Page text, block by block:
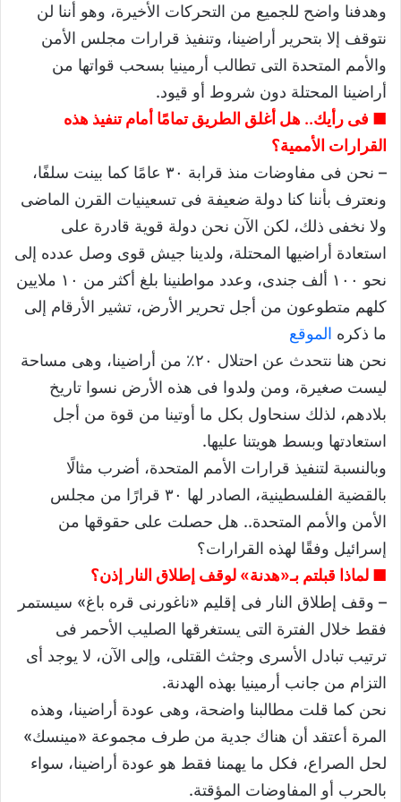
وهدفنا واضح للجميع من التحركات الأخيرة، وهو أننا لن
نتوقف إلا بتحرير أراضينا، وتنفيذ قرارات مجلس الأمن
والأمم المتحدة التى تطالب أرمينيا بسحب قواتها من
أراضينا المحتلة دون شروط أو قيود.
■ فى رأيك.. هل أغلق الطريق تمامًا أمام تنفيذ هذه
القرارات الأممية؟
– نحن فى مفاوضات منذ قرابة ٣٠ عامًا كما بينت سلفًا،
ونعترف بأننا كنا دولة ضعيفة فى تسعينيات القرن الماضى
ولا نخفى ذلك، لكن الآن نحن دولة قوية قادرة على
استعادة أراضيها المحتلة، ولدينا جيش قوى وصل عدده إلى
نحو ١٠٠ ألف جندى، وعدد مواطنينا بلغ أكثر من ١٠ ملايين
كلهم متطوعون من أجل تحرير الأرض، تشير الأرقام إلى
ما ذكره الموقع
نحن هنا نتحدث عن احتلال ٢٠٪ من أراضينا، وهى مساحة
ليست صغيرة، ومن ولدوا فى هذه الأرض نسوا تاريخ
بلادهم، لذلك سنحاول بكل ما أوتينا من قوة من أجل
استعادتها وبسط هويتنا عليها.
وبالنسبة لتنفيذ قرارات الأمم المتحدة، أضرب مثالًا
بالقضية الفلسطينية، الصادر لها ٣٠ قرارًا من مجلس
الأمن والأمم المتحدة.. هل حصلت على حقوقها من
إسرائيل وفقًا لهذه القرارات؟
■ لماذا قبلتم بـ«هدنة» لوقف إطلاق النار إذن؟
– وقف إطلاق النار فى إقليم «ناغورنى قره باغ» سيستمر
فقط خلال الفترة التى يستغرقها الصليب الأحمر فى
ترتيب تبادل الأسرى وجثث القتلى، وإلى الآن، لا يوجد أى
التزام من جانب أرمينيا بهذه الهدنة.
نحن كما قلت مطالبنا واضحة، وهى عودة أراضينا، وهذه
المرة أعتقد أن هناك جدية من طرف مجموعة «مينسك»
لحل الصراع، فكل ما يهمنا فقط هو عودة أراضينا، سواء
بالحرب أو المفاوضات المؤقتة.